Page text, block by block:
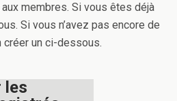
membres. Si vous êtes déjà
Si vous n’avez pas encore de
un ci-dessous.
les